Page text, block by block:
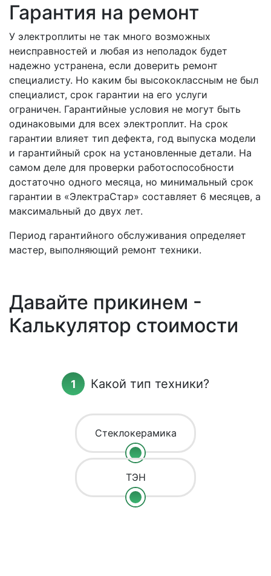
Гарантия на ремонт
У электроплиты не так много возможных
неисправностей и любая из неполадок будет
надежно устранена, если доверить ремонт
специалисту. Но каким бы высококлассным не был
специалист, срок гарантии на его услуги
ограничен. Гарантийные условия не могут быть
одинаковыми для всех электроплит. На срок
гарантии влияет тип дефекта, год выпуска модели
и гарантийный срок на установленные детали. На
самом деле для проверки работоспособности
достаточно одного месяца, но минимальный срок
гарантии в «ЭлектраСтар» составляет 6 месяцев, а
максимальный до двух лет.
Период гарантийного обслуживания определяет
мастер, выполняющий ремонт техники.
Давайте прикинем -
Калькулятор стоимости
Какой тип техники?
Стеклокерамика
ТЭН